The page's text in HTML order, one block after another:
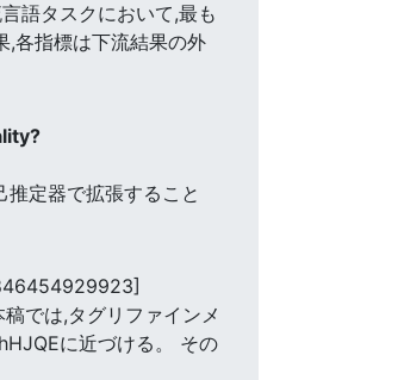
語タスクにおいて,最も
,各指標は下流結果の外
定器で拡張すること
では,タグリファインメ
に近づける。 その